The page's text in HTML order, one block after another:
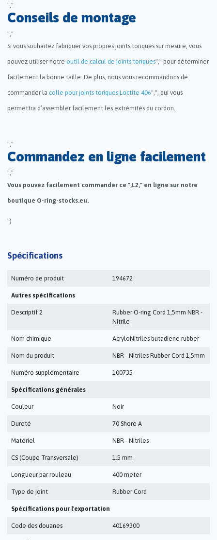
","
Conseils de montage
","
Si vous souhaitez fabriquer vos propres joints toriques sur mesure, vous
pouvez utiliser notre outil de calcul de joints toriques"," pour déterminer
facilement la bonne taille. De plus, nous vous recommandons de
commander la colle pour joints toriques Loctite 406",", qui vous
permettra d’assembler facilement les extrémités du cordon.
","
Commandez en ligne facilement
","
Vous pouvez facilement commander ce ",L2," en ligne sur notre
boutique O-ring-stocks.eu.
")
Spécifications
Numéro de produit 194672
Autres spécifications
Descriptif 2
Rubber O-ring Cord 1,5mm NBR -
Nitrile
Nom chimique AcryloNitriles butadiene rubber
Nom du produit NBR - Nitriles Rubber Cord 1,5mm
Numéro supplémentaire 100735
Spécifications générales
Couleur Noir
Dureté 70 Shore A
Matériel NBR - Nitriles
CS (Coupe Transversale) 1.5 mm
Longueur par rouleau 400 meter
Type de joint Rubber Cord
Spécifications pour l'exportation
Code des douanes 40169300